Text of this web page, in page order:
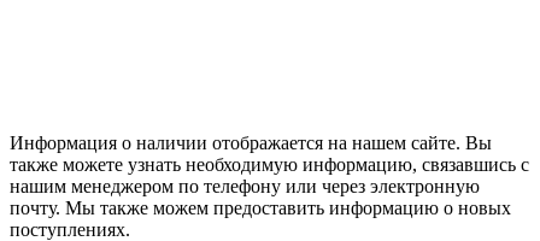
Информация о наличии отображается на нашем сайте. Вы
также можете узнать необходимую информацию, связавшись с
нашим менеджером по телефону или через электронную
почту. Мы также можем предоставить информацию о новых
поступлениях.